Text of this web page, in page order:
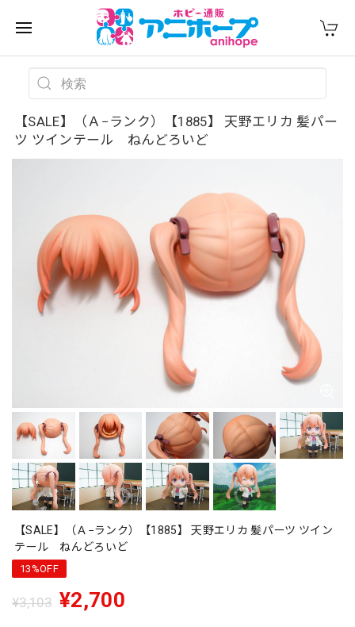
【SALE】（Ａ−ランク）【1885】 天野エリカ 髪パー
ツ ツインテール ねんどろいど
【SALE】（Ａ−ランク）【1885】 天野エリカ 髪パーツ ツイン
テール ねんどろいど
13%OFF
¥3,103 ¥2,700